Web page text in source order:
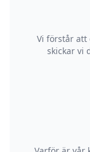
Vi förstår att
skickar vi